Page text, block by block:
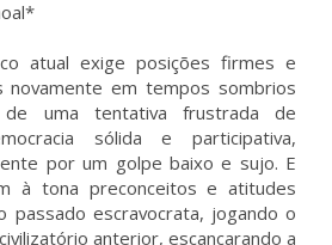
atual exige posições firmes e
novamente em tempos sombrios
uma tentativa frustrada de
sólida e participativa,
por um golpe baixo e sujo. E
à tona preconceitos e atitudes
passado escravocrata, jogando o
anterior, escancarando a